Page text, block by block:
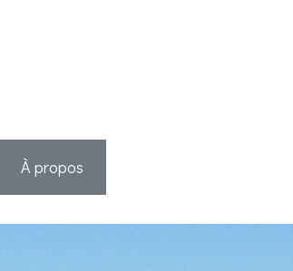
À propos